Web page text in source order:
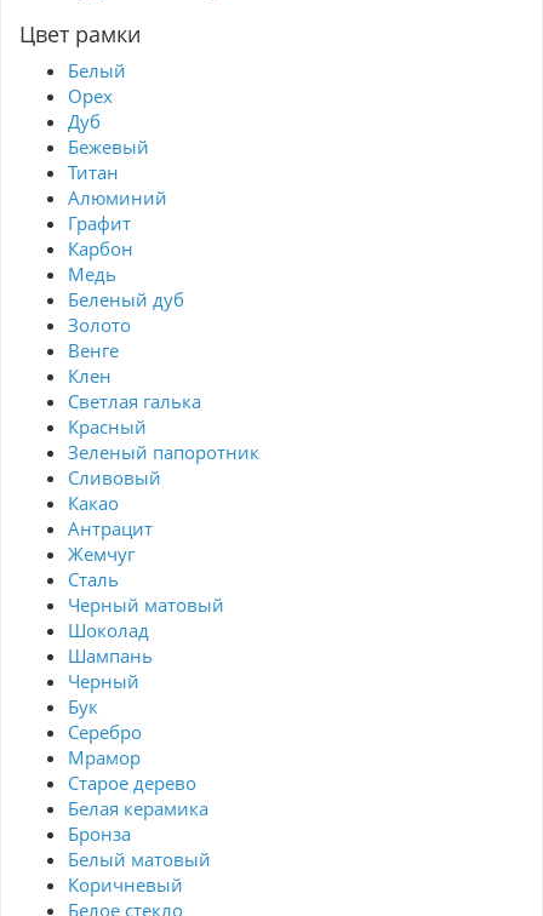
Цвет рамки
Белый
Орех
Дуб
Бежевый
Титан
Алюминий
Графит
Карбон
Медь
Беленый дуб
Золото
Венге
Клен
Светлая галька
Красный
Зеленый папоротник
Сливовый
Какао
Антрацит
Жемчуг
Сталь
Черный матовый
Шоколад
Шампань
Черный
Бук
Серебро
Мрамор
Старое дерево
Белая керамика
Бронза
Белый матовый
Коричневый
Белое стекло